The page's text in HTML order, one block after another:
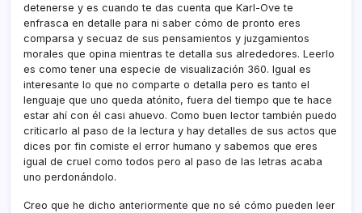
detenerse y es cuando te das cuenta que Karl-Ove te
enfrasca en detalle para ni saber cómo de pronto eres
comparsa y secuaz de sus pensamientos y juzgamientos
morales que opina mientras te detalla sus alrededores. Leerlo
es como tener una especie de visualización 360. Igual es
interesante lo que no comparte o detalla pero es tanto el
lenguaje que uno queda atónito, fuera del tiempo que te hace
estar ahí­ con él casi ahuevo. Como buen lector también puedo
criticarlo al paso de la lectura y hay detalles de sus actos que
dices por fin comiste el error humano y sabemos que eres
igual de cruel como todos pero al paso de las letras acaba
uno perdonándolo.
Creo que he dicho anteriormente que no sé cómo pueden leer